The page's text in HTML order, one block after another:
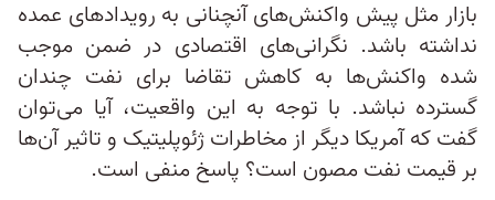
بازار مثل پیش واکنش‌های آنچنانی به رویدادهای عمده
نداشته باشد. نگرانی‌های اقتصادی در ضمن موجب
شده واکنش‌ها به کاهش تقاضا برای نفت چندان
گسترده نباشد. با توجه به این واقعیت، آیا می‌توان
گفت که آمریکا دیگر از مخاطرات ژئوپلیتیک و تاثیر آن‌ها
بر قیمت نفت مصون است؟ پاسخ منفی است.